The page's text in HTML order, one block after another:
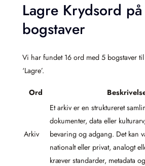
Lagre Krydsord
bogstaver
Vi har fundet 16 ord med 5 bogstaver
‘Lagre’.
Ord
Arkiv
Et arkiv er en struktureret
dokumenter, data eller
bevaring og adgang. Det kan
nationalt eller privat, analogt
kræver standarder, metadata